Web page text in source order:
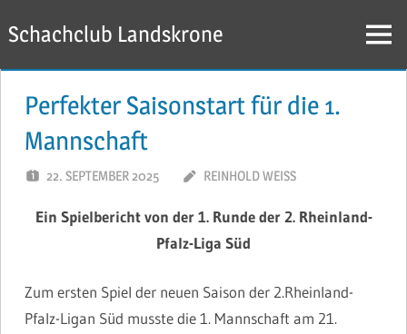
Inhalt
springen
Schachclub Landskrone Menü
Perfekter Saisonstart für die 1.
Mannschaft
22. SEPTEMBER 2025 REINHOLD WEISS
Ein Spielbericht von der 1. Runde der 2. Rheinland-
Pfalz-Liga Süd
Zum ersten Spiel der neuen Saison der 2.Rheinland-
Pfalz-Ligan Süd musste die 1. Mannschaft am 21.